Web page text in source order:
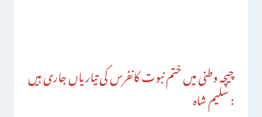
چیچہ وطنی میں ختم نبوت کانفرس کی تیاریاں جاری ہیں
: سلیم شاہ